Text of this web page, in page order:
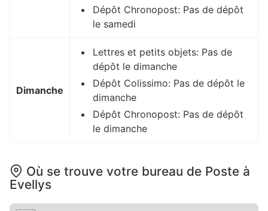
Dépôt Chronopost: Pas de dépôt
le samedi
Dimanche
Lettres et petits objets: Pas de
dépôt le dimanche
Dépôt Colissimo: Pas de dépôt le
dimanche
Dépôt Chronopost: Pas de dépôt
le dimanche
Où se trouve votre bureau de Poste à
Evellys